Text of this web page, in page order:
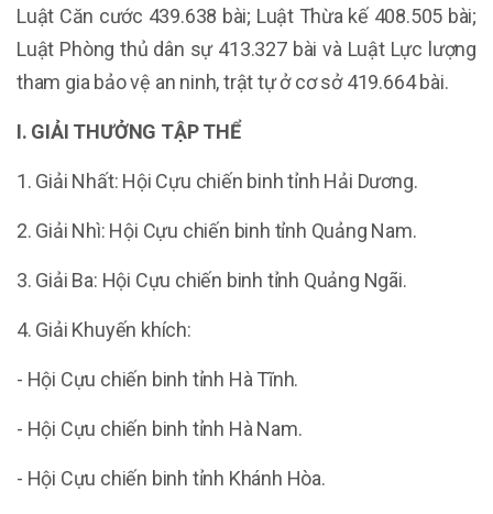
Luật Căn cước 439.638 bài; Luật Thừa kế 408.505 bài;
Luật Phòng thủ dân sự 413.327 bài và Luật Lực lượng
tham gia bảo vệ an ninh, trật tự ở cơ sở 419.664 bài.
I. GIẢI THƯỞNG TẬP THỂ
1. Giải Nhất: Hội Cựu chiến binh tỉnh Hải Dương.
2. Giải Nhì: Hội Cựu chiến binh tỉnh Quảng Nam.
3. Giải Ba: Hội Cựu chiến binh tỉnh Quảng Ngãi.
4. Giải Khuyến khích:
- Hội Cựu chiến binh tỉnh Hà Tĩnh.
- Hội Cựu chiến binh tỉnh Hà Nam.
- Hội Cựu chiến binh tỉnh Khánh Hòa.